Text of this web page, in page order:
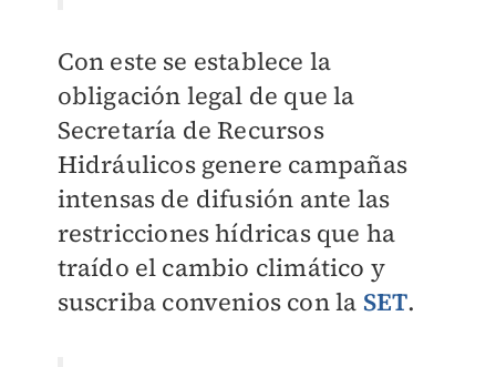
Con este se establece la
obligación legal de que la
Secretaría de Recursos
Hidráulicos genere campañas
intensas de difusión ante las
restricciones hídricas que ha
traído el cambio climático y
suscriba convenios con la SET.